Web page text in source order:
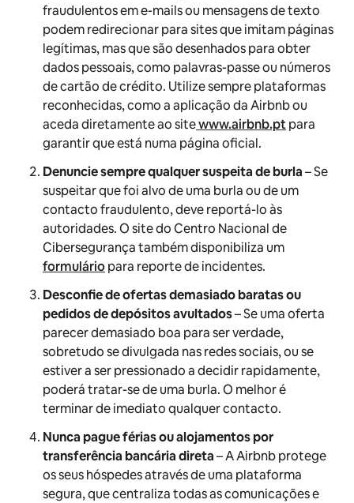
fraudulentos em e-mails ou mensagens de texto
podem redirecionar para sites que imitam páginas
legítimas, mas que são desenhados para obter
dados pessoais, como palavras-passe ou números
de cartão de crédito. Utilize sempre plataformas
reconhecidas, como a aplicação da Airbnb ou
aceda diretamente ao sitewww.airbnb.ptpara
garantir que está numa página oficial.
Denuncie sempre qualquer suspeita de burla– Se
suspeitar que foi alvo de uma burla ou de um
contacto fraudulento, deve reportá-lo às
autoridades. O site do Centro Nacional de
Cibersegurança também disponibiliza um
formuláriopara reporte de incidentes.
Desconfie de ofertas demasiado baratas ou
pedidos de depósitos avultados– Se uma oferta
parecer demasiado boa para ser verdade,
sobretudo se divulgada nas redes sociais, ou se
estiver a ser pressionado a decidir rapidamente,
poderá tratar-se de uma burla. O melhor é
terminar de imediato qualquer contacto.
Nunca pague férias ou alojamentos por
transferência bancária direta– A Airbnb protege
os seus hóspedes através de uma plataforma
segura, que centraliza todas as comunicações e